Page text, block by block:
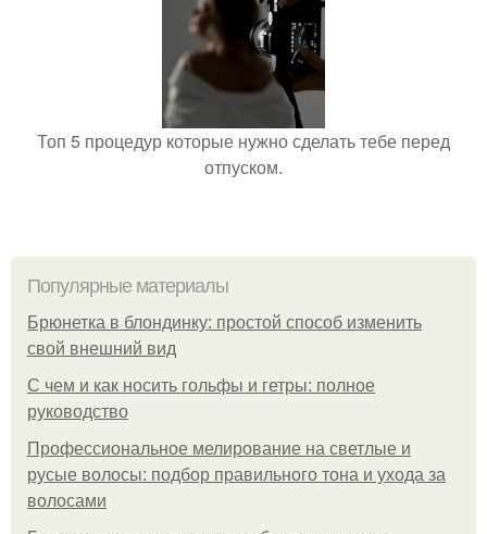
Топ 5 процедур которые нужно сделать тебе перед
отпуском.
Популярные материалы
Брюнетка в блондинку: простой способ изменить
свой внешний вид
С чем и как носить гольфы и гетры: полное
руководство
Профессиональное мелирование на светлые и
русые волосы: подбор правильного тона и ухода за
волосами